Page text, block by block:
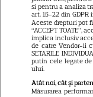
si pentru a analiza
art. 15-22 din
Aceste drepturi pot
“ACCEPT TOATE”,
implica inclusiv
de catre Vendor-ii
SETARILE
putin cele legate
ului.
Atât noi, cât și
Măsurarea